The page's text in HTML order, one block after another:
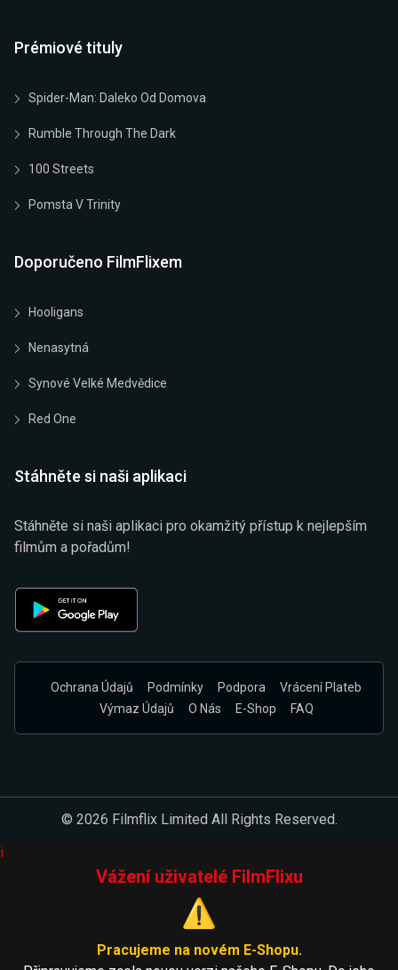
Prémiové tituly
Spider-Man: Daleko Od Domova
Rumble Through The Dark
100 Streets
Pomsta V Trinity
Doporučeno FilmFlixem
Hooligans
Nenasytná
Synové Velké Medvědice
Red One
Stáhněte si naši aplikaci
Stáhněte si naši aplikaci pro okamžitý přístup k nejlepším
filmům a pořadům!
Ochrana Údajů Podmínky Podpora
Vrácení Plateb
Výmaz Údajů
O Nás E-Shop FAQ
© 2026 Filmflix Limited All Rights Reserved.
i
Vážení uživatelé FilmFlixu
⚠️
Pracujeme na novém E-Shopu.